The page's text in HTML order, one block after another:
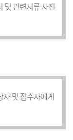
및 관련서류 사진
및 접수자에게